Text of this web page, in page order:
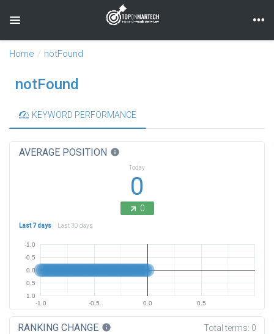
Toggle navigation
Home notFound
notFound
KEYWORD PERFORMANCE
AVERAGE POSITION info
Today
0
0
Last 7 days Last 30 days
-1.0 -0.5 0.0 0.5
-1.0
-0.5
0.0
0.5
1.0
RANKING CHANGE info Total terms: 0